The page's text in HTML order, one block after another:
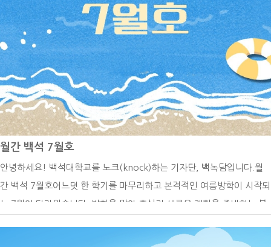
요소가 다양하기 때문에 무엇부터 시작해야 할지 막막함을 느끼는 학생
들도 많습니다. 그래서 서로 정보를 공유하거나 선배들의 경험을 참고하
면서 자신에게 맞는 취업 준비 방향을 찾아가는 경우가 많은 것 같습니
다.전공 공부 외에 대학생활에서 가장 중요하다고 생각하는 것은 무엇인
가요?백녹담: 전공 공부 외에 대학생활에서 가장 중요하다고 생각하는
것은 무엇인가요?재학생: 전공 공부도 중요하지만, 다양한 경험을 쌓는
것이 대학생활에서 가장 중요하다고 생각합니다.저 역시 복수전공을 하
고 있으며, 학생회 활동과 동아리, 교내 공모전 등 전공과 직접 관련이 없
는 활동에도 적극적으로 참여하려고 노력하고 있습니다. 이러한 경험들
은 취업을 준비할 때도 도움이 될 뿐만 아니라, 자신만의 강점과 차별화
된 경쟁력을 만드는 데 큰 도움이 된다고 생각합니다.백녹담의 더 다양한
학교 입학관리처(평일 9시부터 18시까지 답변)이번 인터뷰를 통해 항공
월간 백석 7월호
안녕하세요! 백석대학교를 노크(knock)하는 기자단, 백녹담입니다.월
간 백석 7월호어느덧 한 학기를 마무리하고 본격적인 여름방학이 시작되
는 7월이 다가왔습니다. 방학을 맞아 휴식과 새로운 계획을 준비하는 분
정도 남아 있습니다. 특히 계절학기를 수강하는 학생들은 수업과 과제 일